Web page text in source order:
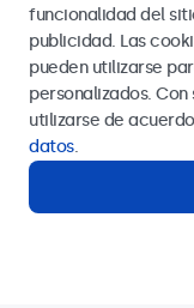
4.8/5
Italiano
funcionalidad del
publicidad. Las
pueden utilizarse
personalizados.
utilizarse de
datos.